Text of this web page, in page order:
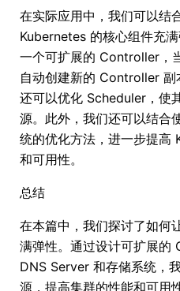
在实际应用中，我们可以结
Kubernetes 的核心组件充
一个可扩展的 Controller，
自动创建新的 Controller 副
还可以优化 Scheduler，使
源。此外，我们还可以结合
统的优化方法，进一步提高
和可用性。
总结
在本篇中，我们探讨了如何
满弹性。通过设计可扩展的
DNS Server 和存储系统，
源，提高集群的性能和可用